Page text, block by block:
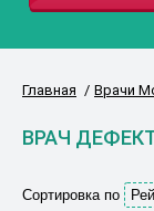
Главная Врачи
ВРАЧ
Сортировка по